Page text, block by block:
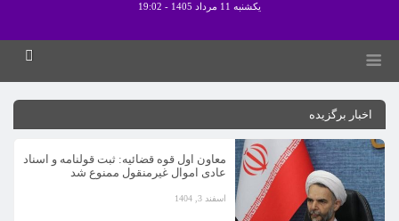
یکشنبه 11 مرداد 1405 - 19:02
اخبار برگزیده
معاون اول قوه قضائیه: ثبت قولنامه و اسناد
عادی اموال غیرمنقول ممنوع شد
اسفند 3, 1404